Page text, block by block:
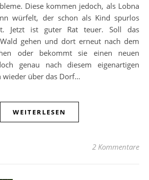
Diese kommen jedoch, als Lobna
würfelt, der schon als Kind spurlos
Jetzt ist guter Rat teuer. Soll das
gehen und dort erneut nach dem
oder bekommt sie einen neuen
genau nach diesem eigenartigen
wieder über das Dorf…
WEITERLESEN
2 Kommentare